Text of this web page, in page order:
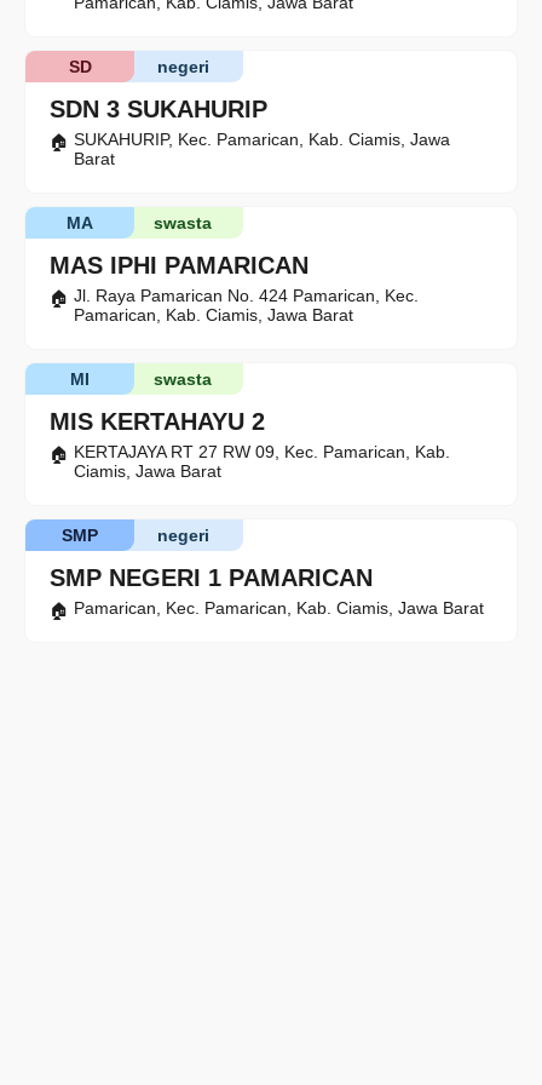
SDN 3 SUKAHURIP
negeri
SD
SUKAHURIP, Kec. Pamarican, Kab. Ciamis, Jawa
Barat
MAS IPHI PAMARICAN
swasta
MA
Jl. Raya Pamarican No. 424 Pamarican, Kec.
Pamarican, Kab. Ciamis, Jawa Barat
MIS KERTAHAYU 2
swasta
MI
KERTAJAYA RT 27 RW 09, Kec. Pamarican, Kab.
Ciamis, Jawa Barat
SMP NEGERI 1 PAMARICAN
negeri
SMP
Pamarican, Kec. Pamarican, Kab. Ciamis, Jawa Barat